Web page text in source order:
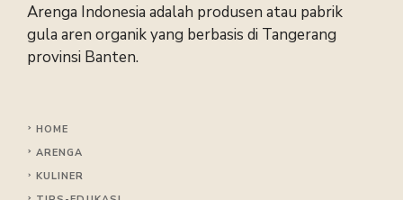
Arenga Indonesia adalah produsen atau pabrik
gula aren organik yang berbasis di Tangerang
provinsi Banten.
HOME
ARENGA
KULINER